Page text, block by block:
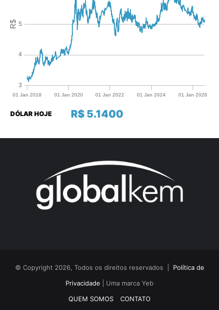
R$ 5.1400
DÓLAR HOJE
© Copyright 2026, Todos os direitos reservados | Política de
Privacidade | Uma marca Yeb
QUEM SOMOS
CONTATO